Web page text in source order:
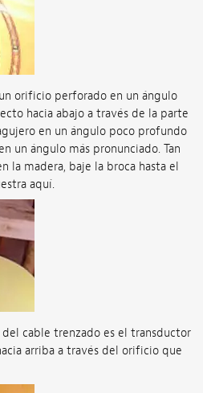
orificio perforado en un ángulo
hacia abajo a través de la parte
en un ángulo poco profundo
un ángulo más pronunciado. Tan
la madera, baje la broca hasta el
aquí.
cable trenzado es el transductor
arriba a través del orificio que